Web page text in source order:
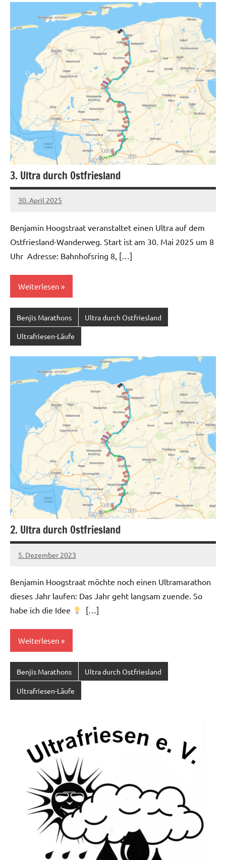
3. Ultra durch Ostfriesland
30. April 2025
admin
Keine
Benjamin Hoogstraat veranstaltet einen Ultra auf dem
Ostfriesland-Wanderweg. Start ist am 30. Mai 2025 um 8
Uhr Adresse: Bahnhofsring 8, […]
Weiterlesen
Benjis Marathons Ultra durch Ostfriesland
Ultrafriesen-Läufe
2. Ultra durch Ostfriesland
5. Dezember 2023
admin
Keine
Benjamin Hoogstraat möchte noch einen Ultramarathon
dieses Jahr laufen: Das Jahr geht langsam zuende. So
habe ich die Idee
[…]
Weiterlesen
Benjis Marathons Ultra durch Ostfriesland
Ultrafriesen-Läufe